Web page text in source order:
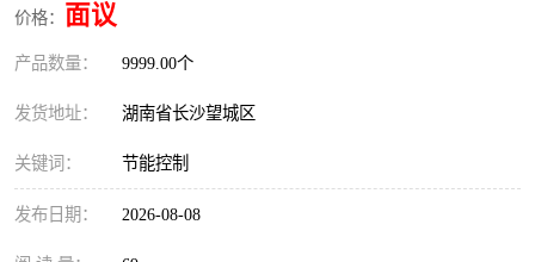
价格： 面议
产品数量： 9999.00个
发货地址： 湖南省长沙望城区
关键词： 节能控制
发布日期： 2026-08-08